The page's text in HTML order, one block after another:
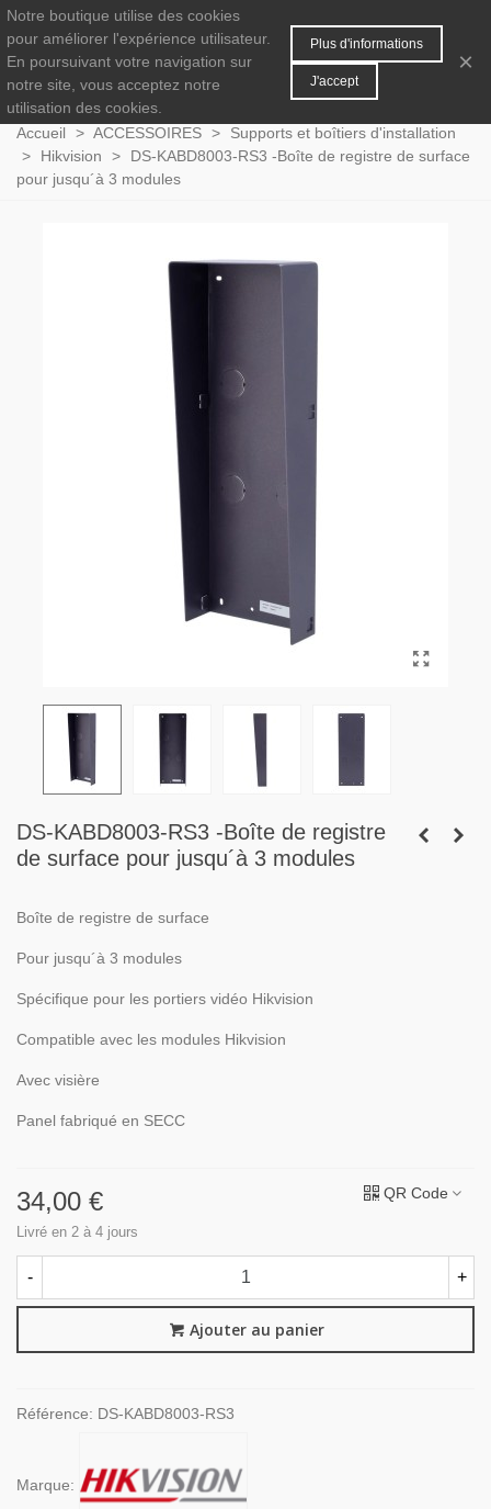
0 MENU
Accueil > ACCESSOIRES >
Supports et boîtiers d'installation
>
Hikvision >
DS-KABD8003-RS3 -Boîte de registre de surface
pour jusqu´à 3 modules
DS-KABD8003-RS3 -Boîte de registre
de surface pour jusqu´à 3 modules
Boîte de registre de surface
Pour jusqu´à 3 modules
Spécifique pour les portiers vidéo Hikvision
Compatible avec les modules Hikvision
Avec visière
Panel fabriqué en SECC
34,00 €
Livré en 2 à 4 jours
QR Code
- +
Ajouter au panier
Référence: DS-KABD8003-RS3
Marque:
Notre boutique utilise des cookies
pour améliorer l'expérience utilisateur.
En poursuivant votre navigation sur
notre site, vous acceptez notre
utilisation des cookies.
Plus d'informations
J'accept
×